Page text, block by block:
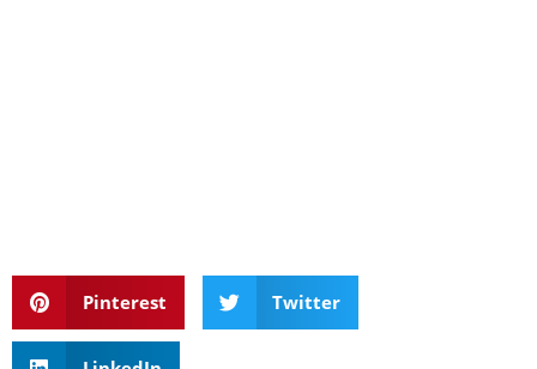
Pinterest Twitter